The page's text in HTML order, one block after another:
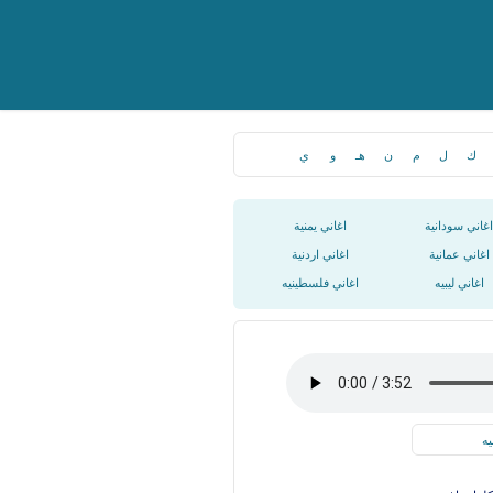
ك ل م ن هـ و ي
اغاني سودانية اغاني يمنية
اغاني عمانية اغاني اردنية
اغاني ليبيه اغاني فلسطينيه